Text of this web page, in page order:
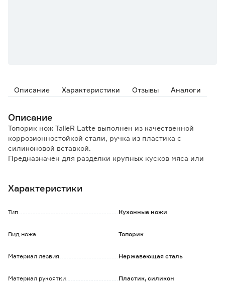
Описание Характеристики Отзывы Аналоги
Описание
Топорик нож TalleR Latte выполнен из качественной
коррозионностойкой стали, ручка из пластика с
силиконовой вставкой.
Предназначен для разделки крупных кусков мяса или
Особенности и преимущества:
- лезвие долго сохранит заточку;
- в комплекте чехол для хранения из твердого
- надежная конструкция;
- не боится влаги и горячей воды.
Характеристики
Тип Кухонные ножи
Вид ножа Топорик
Материал лезвия Нержавеющая сталь
Материал рукоятки Пластик, силикон